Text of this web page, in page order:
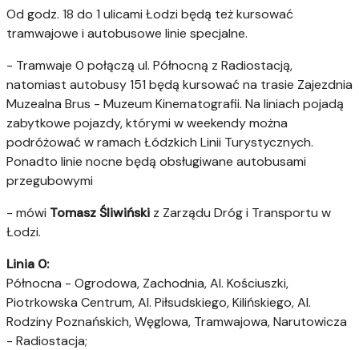
Od godz. 18 do 1 ulicami Łodzi będą też kursować
tramwajowe i autobusowe linie specjalne.
- Tramwaje 0 połączą ul. Północną z Radiostacją,
natomiast autobusy 151 będą kursować na trasie Zajezdnia
Muzealna Brus - Muzeum Kinematografii. Na liniach pojadą
zabytkowe pojazdy, którymi w weekendy można
podróżować w ramach Łódzkich Linii Turystycznych.
Ponadto linie nocne będą obsługiwane autobusami
przegubowymi
- mówi Tomasz Śliwiński z Zarządu Dróg i Transportu w
Łodzi.
Linia 0:
Północna - Ogrodowa, Zachodnia, Al. Kościuszki,
Piotrkowska Centrum, Al. Piłsudskiego, Kilińskiego, Al.
Rodziny Poznańskich, Węglowa, Tramwajowa, Narutowicza
- Radiostacja;